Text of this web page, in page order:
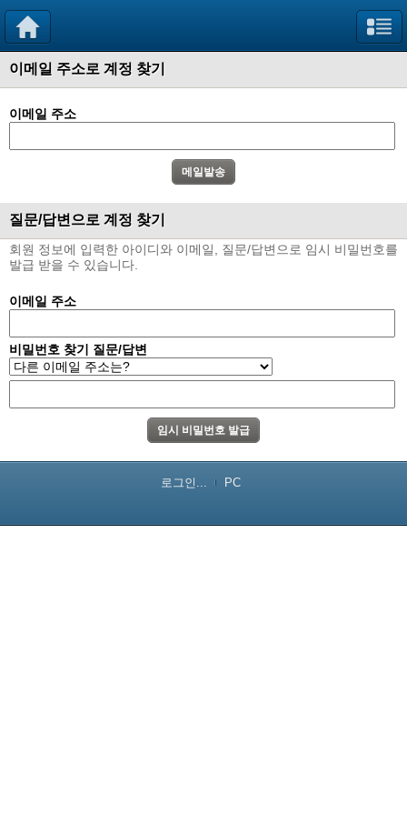
이메일 주소로 계정 찾기
이메일 주소
질문/답변으로 계정 찾기
회원 정보에 입력한 아이디와 이메일, 질문/답변으로 임시 비밀번호를
발급 받을 수 있습니다.
이메일 주소
비밀번호 찾기 질문/답변
로그인... PC